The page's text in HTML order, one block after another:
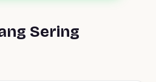
Sering